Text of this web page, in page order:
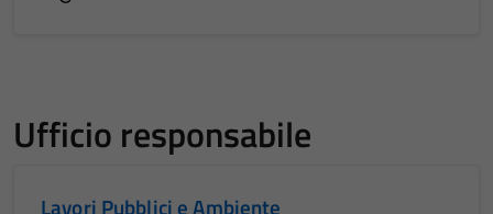
Ufficio responsabile
Lavori Pubblici e Ambiente